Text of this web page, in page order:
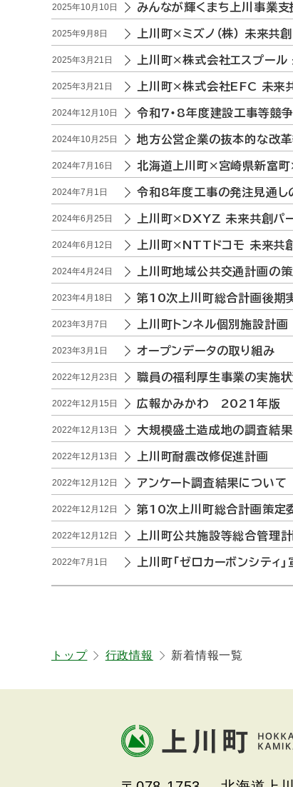
2025年10月10日 みんなが輝くまち上川事業
2025年9月8日 上川町×ミズノ（株） 未来共
2025年3月21日 上川町×株式会社エスプール
2025年3月21日 上川町×株式会社EFC 未来
2024年12月10日 令和7・8年度建設工事等競
2024年10月25日 地方公営企業の抜本的な改
2024年7月16日 北海道上川町×宮崎県新富
2024年7月1日 令和8年度工事の発注見通し
2024年6月25日 上川町×DXYZ 未来共創パ
2024年6月12日 上川町×NTTドコモ 未来共
2024年4月24日 上川町地域公共交通計画の
2023年4月18日 第10次上川町総合計画後期
2023年3月7日 上川町トンネル個別施設計画
2023年3月1日 オープンデータの取り組み
2022年12月23日 職員の福利厚生事業の実施
2022年12月15日 広報かみかわ 2021年版
2022年12月13日 大規模盛土造成地の調査結果
2022年12月13日 上川町耐震改修促進計画
2022年12月12日 アンケート調査結果について
2022年12月12日 第10次上川町総合計画策定
2022年12月12日 上川町公共施設等総合管理
2022年7月1日 上川町「ゼロカーボンシティ」
ッ
トップ 行政情報 新着情報一覧